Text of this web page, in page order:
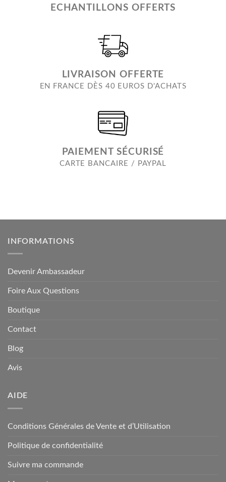
ECHANTILLONS OFFERTS
LIVRAISON OFFERTE
EN FRANCE DÈS 40 EUROS D'ACHATS
PAIEMENT SÉCURISÉ
CARTE BANCAIRE / PAYPAL
INFORMATIONS
Devenir Ambassadeur
Foire Aux Questions
Boutique
Contact
Blog
Avis
AIDE
Conditions Générales de Vente et d’Utilisation
Politique de confidentialité
Suivre ma commande